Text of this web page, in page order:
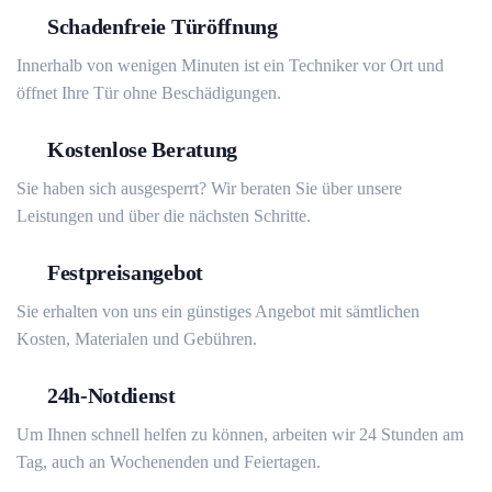
Schadenfreie Türöffnung
Innerhalb von wenigen Minuten ist ein Techniker vor Ort und
öffnet Ihre Tür ohne Beschädigungen.
Kostenlose Beratung
Sie haben sich ausgesperrt? Wir beraten Sie über unsere
Leistungen und über die nächsten Schritte.
Festpreisangebot
Sie erhalten von uns ein günstiges Angebot mit sämtlichen
Kosten, Materialen und Gebühren.
24h-Notdienst
Um Ihnen schnell helfen zu können, arbeiten wir 24 Stunden am
Tag, auch an Wochenenden und Feiertagen.